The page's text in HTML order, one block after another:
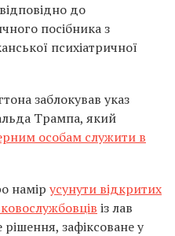
до
посібника з
психіатричної
заблокував указ
Трампа, який
особам служити в
намір усунути відкритих
із лав
зафіксоване у